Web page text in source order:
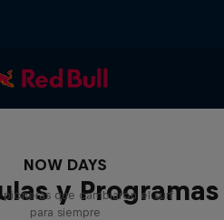
y Programas
NOW DAYS
pioneras que cambiaron el surf
para siempre